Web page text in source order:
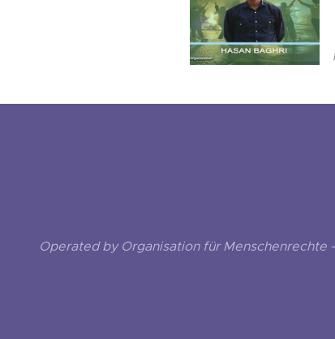
Operated by Organisation für Menschenrechte